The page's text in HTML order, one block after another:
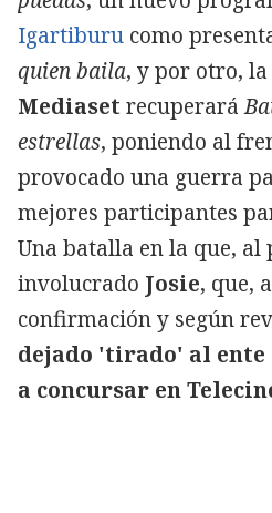
Igartiburu como
quien baila, y por otro,
Mediaset recuperará
estrellas, poniendo al
provocado una guerra
mejores participantes
Una batalla en la que, al
involucrado Josie, que,
confirmación y según
dejado 'tirado' al
a concursar en